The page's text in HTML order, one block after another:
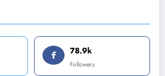
78.9k
Followers